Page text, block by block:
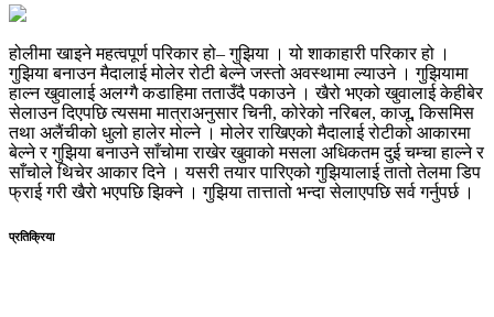
होलीमा खाइने महत्वपूर्ण परिकार हो– गुझिया । यो शाकाहारी परिकार हो ।
गुझिया बनाउन मैदालाई मोलेर रोटी बेल्ने जस्तो अवस्थामा ल्याउने । गुझियामा
हाल्न खुवालाई अलग्गै कडाहिमा तताउँदै पकाउने । खैरो भएको खुवालाई केहीबेर
सेलाउन दिएपछि त्यसमा मात्राअनुसार चिनी, कोरेको नरिबल, काजू, किसमिस
तथा अलैंचीको धुलो हालेर मोल्ने । मोलेर राखिएको मैदालाई रोटीको आकारमा
बेल्ने र गुझिया बनाउने साँचोमा राखेर खुवाको मसला अधिकतम दुई चम्चा हाल्ने र
साँचोले थिचेर आकार दिने । यसरी तयार पारिएको गुझियालाई तातो तेलमा डिप
फ्राई गरी खैरो भएपछि झिक्ने । गुझिया तात्तातो भन्दा सेलाएपछि सर्व गर्नुपर्छ ।
प्रतिक्रिया